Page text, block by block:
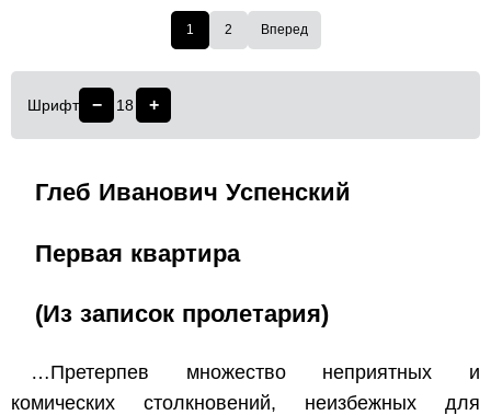
1 2 Вперед
Шрифт − 18 +
Глеб Иванович Успенский
Первая квартира
(Из записок пролетария)
…Претерпев множество неприятных и
комических столкновений, неизбежных для